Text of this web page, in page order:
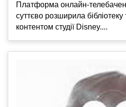
Платформа онлайн-
суттєво розширила бібліотеку
контентом студії Disney....